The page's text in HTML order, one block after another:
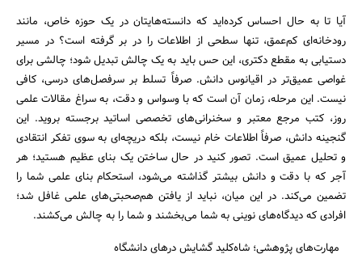
آیا تا به حال احساس کرده‌اید که دانسته‌هایتان در یک حوزه خاص، مانند
رودخانه‌ای کم‌عمق، تنها سطحی از اطلاعات را در بر گرفته است؟ در مسیر
دستیابی به مقطع دکتری، این حس باید به یک چالش تبدیل شود؛ چالشی برای
غواصی عمیق‌تر در اقیانوس دانش. صرفاً تسلط بر سرفصل‌های درسی، کافی
نیست. این مرحله، زمان آن است که با وسواس و دقت، به سراغ مقالات علمی
روز، کتب مرجع معتبر و سخنرانی‌های تخصصی اساتید برجسته بروید. این
گنجینه دانش، صرفاً اطلاعات خام نیست، بلکه دریچه‌ای به سوی تفکر انتقادی
و تحلیل عمیق است. تصور کنید در حال ساختن یک بنای عظیم هستید؛ هر
آجر که با دقت و دانش بیشتر گذاشته می‌شود، استحکام بنای علمی شما را
تضمین می‌کند. در این میان، نباید از یافتن هم‌صحبتی‌های علمی غافل شد؛
افرادی که دیدگاه‌های نوینی به شما می‌بخشند و شما را به چالش می‌کشند.
مهارت‌های پژوهشی؛ شاه‌کلید گشایش درهای دانشگاه